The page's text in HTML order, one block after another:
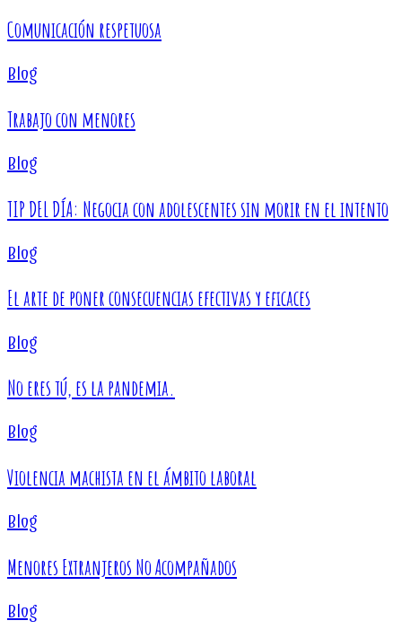
Comunicación respetuosa
Blog
Trabajo con menores
Blog
TIP DEL DÍA: Negocia con adolescentes sin morir en el intento
Blog
El arte de poner consecuencias efectivas y eficaces
Blog
No eres tú, es la pandemia.
Blog
Violencia machista en el ámbito laboral
Blog
Menores Extranjeros No Acompañados
Blog